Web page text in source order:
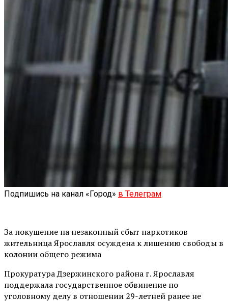
Подпишись на канал «Город» в Телеграм
За покушение на незаконный сбыт наркотиков
жительница Ярославля осуждена к лишению свободы в
колонии общего режима
Прокуратура Дзержинского района г. Ярославля
поддержала государственное обвинение по
уголовному делу в отношении 29-летней ранее не